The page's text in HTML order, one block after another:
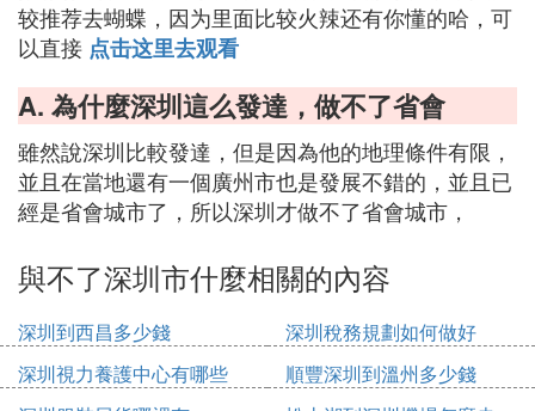
较推荐去蝴蝶，因为里面比较火辣还有你懂的哈，可
以直接 点击这里去观看
A. 為什麼深圳這么發達，做不了省會
雖然說深圳比較發達，但是因為他的地理條件有限，
並且在當地還有一個廣州市也是發展不錯的，並且已
經是省會城市了，所以深圳才做不了省會城市，
與不了深圳市什麼相關的內容
深圳到西昌多少錢
深圳稅務規劃如何做好
深圳視力養護中心有哪些
順豐深圳到溫州多少錢